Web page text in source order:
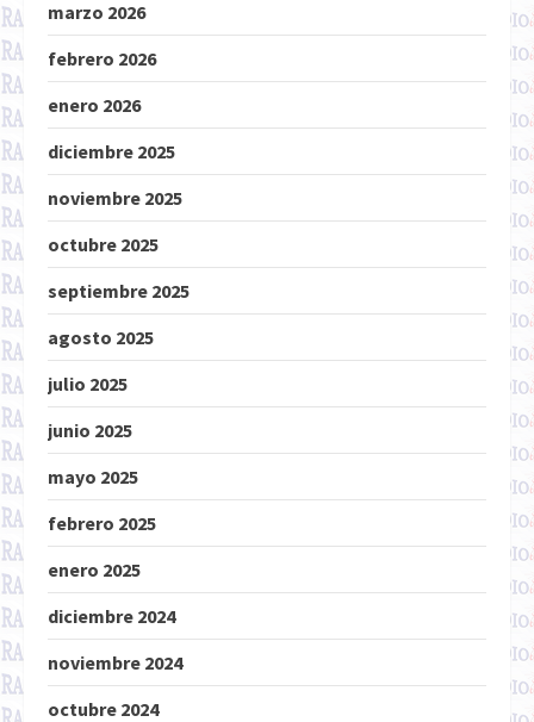
marzo 2026
febrero 2026
enero 2026
diciembre 2025
noviembre 2025
octubre 2025
septiembre 2025
agosto 2025
julio 2025
junio 2025
mayo 2025
febrero 2025
enero 2025
diciembre 2024
noviembre 2024
octubre 2024